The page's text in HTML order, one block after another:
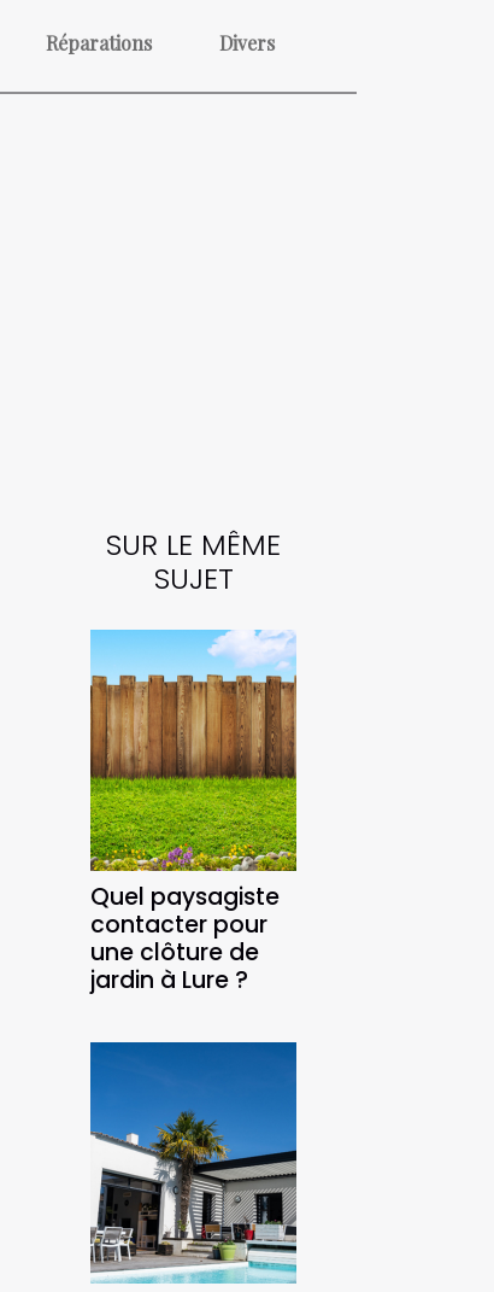
Réparations Divers
SUR LE MÊME
SUJET
Quel paysagiste
contacter pour
une clôture de
jardin à Lure ?